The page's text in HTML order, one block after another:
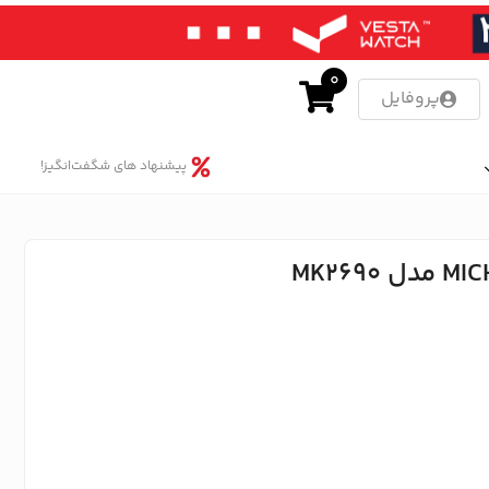
پروفایل
0
پیشنهاد های شگفت‌انگیز!